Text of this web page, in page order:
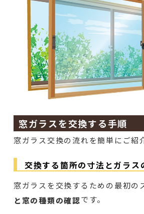
窓ガラスを交換する手順
窓ガラス交換の流れを簡単にご紹
交換する箇所の寸法とガラス
窓ガラスを交換するための最初の
と窓の種類の確認です。